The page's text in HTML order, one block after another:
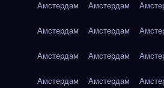
Амстердам Амстердам
Амстердам Амстердам
Амстердам Амстердам
Амстердам Амстердам